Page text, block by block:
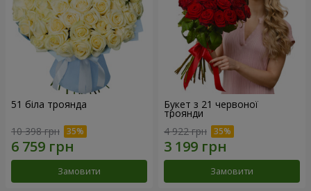
51 біла троянда
10 398 грн
Замовити
Букет з 21 червоної
троянди
4 922 грн
Замовити